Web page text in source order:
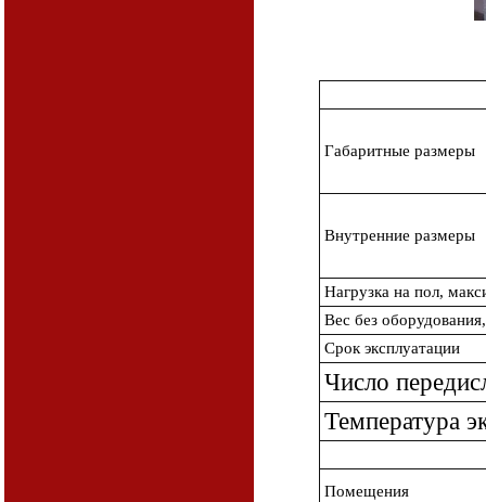
Габаритные размеры
Внутренние размеры
Нагрузка на пол,
Вес без
Срок эксплуатации
Число
Температура
Помещения